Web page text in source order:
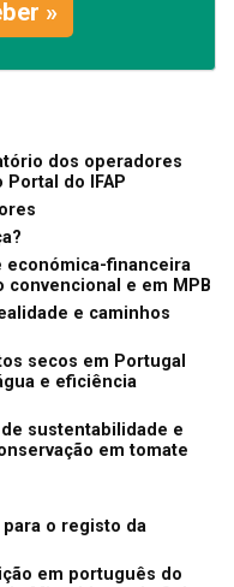
»
dos operadores
do IFAP
económica-financeira
convencional e em MPB
e caminhos
secos em Portugal
e eficiência
sustentabilidade e
em tomate
para o registo da
em português do